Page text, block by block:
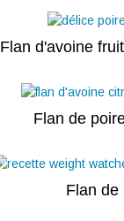
Flan d'avoine
Flan de
Flan de